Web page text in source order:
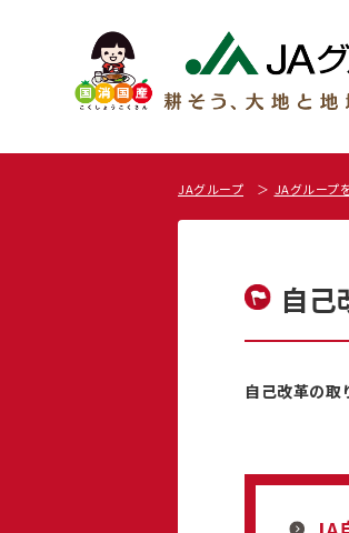
JAグループ JAグループ
自己
自己改革の取